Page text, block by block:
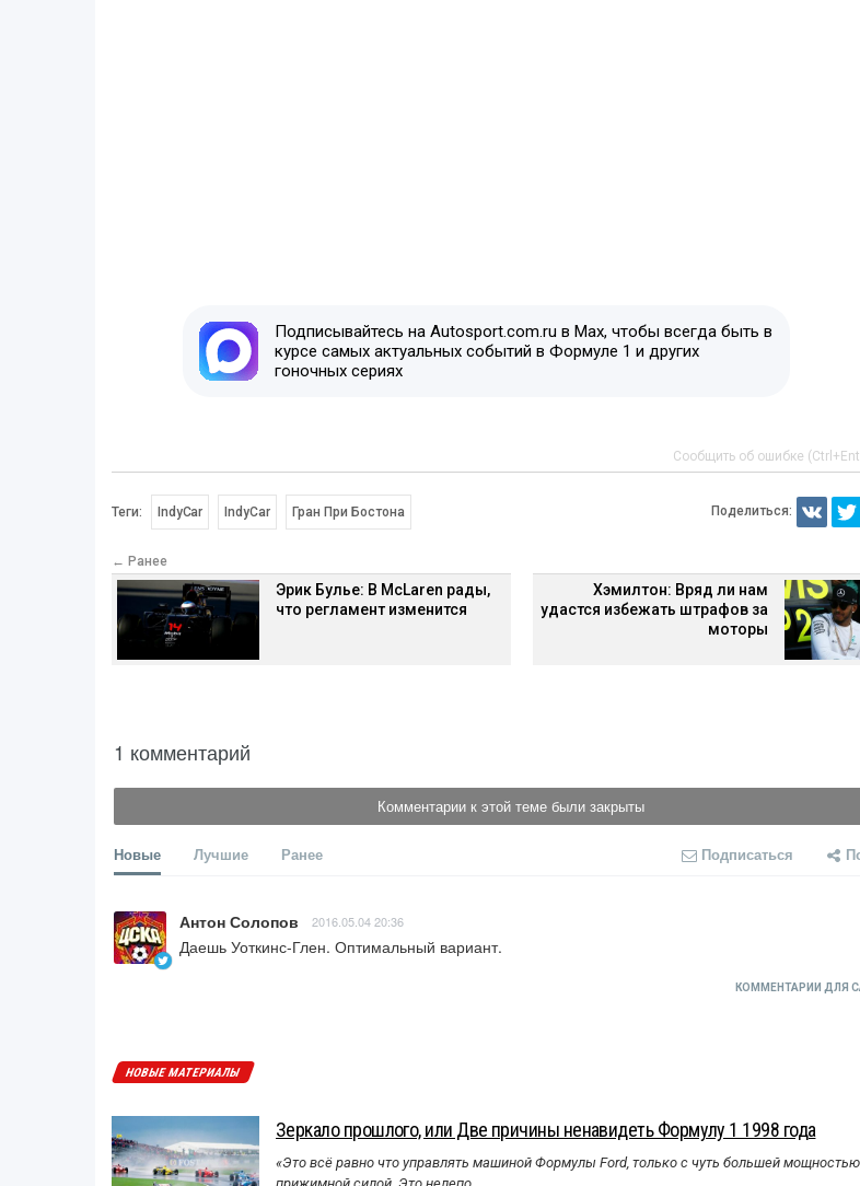
Подписывайтесь на Autosport.com.ru в Max, чтобы всегда быть в
курсе самых актуальных событий в Формуле 1 и других
гоночных сериях
Сообщить об ошибке
Теги: IndyCar IndyCar Гран При Бостона Поделиться:
← Ранее
Эрик Булье: В McLaren рады,
что регламент изменится
Хэмилтон: Вряд ли нам
удастся избежать штрафов за
моторы
1 комментарий
Комментарии к этой теме были закрыты
Новые Лучшие Ранее Подписаться
Антон Солопов 2016.05.04 20:36
Даешь Уоткинс-Глен. Оптимальный вариант.
КОММЕНТАРИИ ДЛЯ
НОВЫЕ МАТЕРИАЛЫ
Зеркало прошлого, или Две причины ненавидеть Формулу 1 1998 года
«Это всё равно что управлять машиной Формулы Ford, только с чуть большей